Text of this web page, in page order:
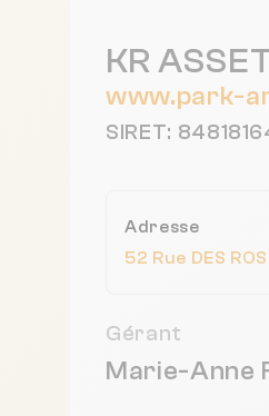
KR
www.park-
SIRET:
Adresse
52 Rue DES
Gérant
Marie-Anne